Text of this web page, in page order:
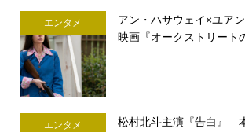
エンタメ
アン・ハサウェイ×ユア
映画『オークストリート
エンタメ
松村北斗主演『告白』